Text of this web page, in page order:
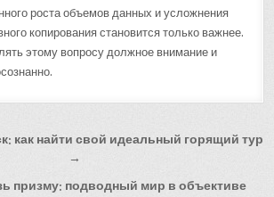
роста объемов данных и усложнения
копирования становится только важнее.
этому вопросу должное внимание и
как найти свой идеальный горящий тур
→
призму: подводный мир в объективе